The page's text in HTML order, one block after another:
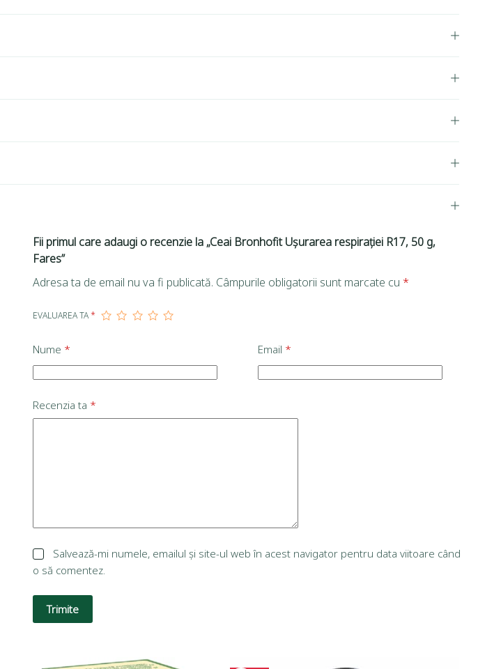
Fii primul care adaugi o recenzie la „Ceai Bronhofit Ușurarea respirației R17, 50 g,
Fares”
Adresa ta de email nu va fi publicată. Câmpurile obligatorii sunt marcate cu *
EVALUAREA TA*
Nume * Email *
Recenzia ta *
Salvează-mi numele, emailul și site-ul web în acest navigator pentru data viitoare când
o să comentez.
Trimite